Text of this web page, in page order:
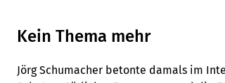
Kein Thema mehr
Jörg Schumacher betonte damals im